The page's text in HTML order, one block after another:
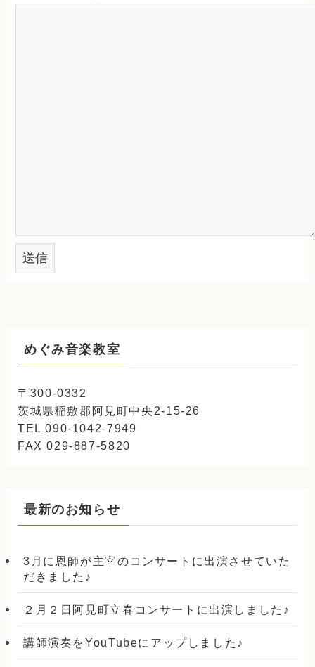
めぐみ音楽教室
〒300-0332
茨城県稲敷郡阿見町中央2-15-26
TEL 090-1042-7949
FAX 029-887-5820
最新のお知らせ
3月に恩師が主宰のコンサートに出演させていた
だきました♪
２月２日阿見町立春コンサートに出演しました♪
講師演奏をYouTubeにアップしました♪